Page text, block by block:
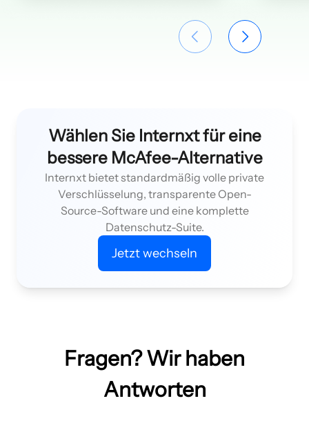
Wählen Sie Internxt für eine
bessere McAfee-Alternative
Internxt bietet standardmäßig volle private
Verschlüsselung, transparente Open-
Source-Software und eine komplette
Datenschutz-Suite.
Jetzt wechseln
Fragen? Wir haben
Antworten